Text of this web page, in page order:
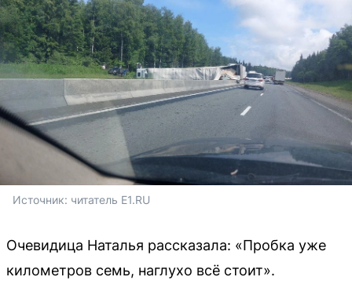
Источник: читатель E1.RU
Очевидица Наталья рассказала: «Пробка уже
километров семь, наглухо всё стоит».